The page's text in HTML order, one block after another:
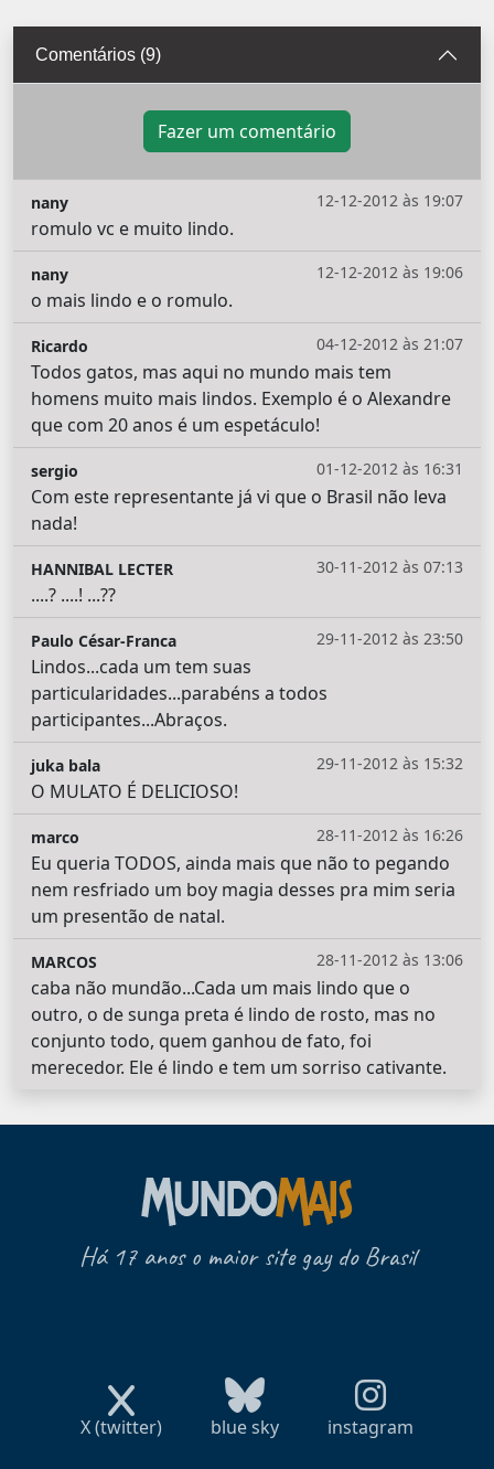
Comentários (9)
Fazer um comentário
12-12-2012 às 19:07
nany
romulo vc e muito lindo.
12-12-2012 às 19:06
nany
o mais lindo e o romulo.
04-12-2012 às 21:07
Ricardo
Todos gatos, mas aqui no mundo mais tem
homens muito mais lindos. Exemplo é o Alexandre
que com 20 anos é um espetáculo!
01-12-2012 às 16:31
sergio
Com este representante já vi que o Brasil não leva
nada!
30-11-2012 às 07:13
HANNIBAL LECTER
....? ....! ...??
29-11-2012 às 23:50
Paulo César-Franca
Lindos...cada um tem suas
particularidades...parabéns a todos
participantes...Abraços.
29-11-2012 às 15:32
juka bala
O MULATO É DELICIOSO!
28-11-2012 às 16:26
marco
Eu queria TODOS, ainda mais que não to pegando
nem resfriado um boy magia desses pra mim seria
um presentão de natal.
28-11-2012 às 13:06
MARCOS
caba não mundão...Cada um mais lindo que o
outro, o de sunga preta é lindo de rosto, mas no
conjunto todo, quem ganhou de fato, foi
merecedor. Ele é lindo e tem um sorriso cativante.
Há 17 anos o maior site gay do Brasil
X (twitter) blue sky instagram